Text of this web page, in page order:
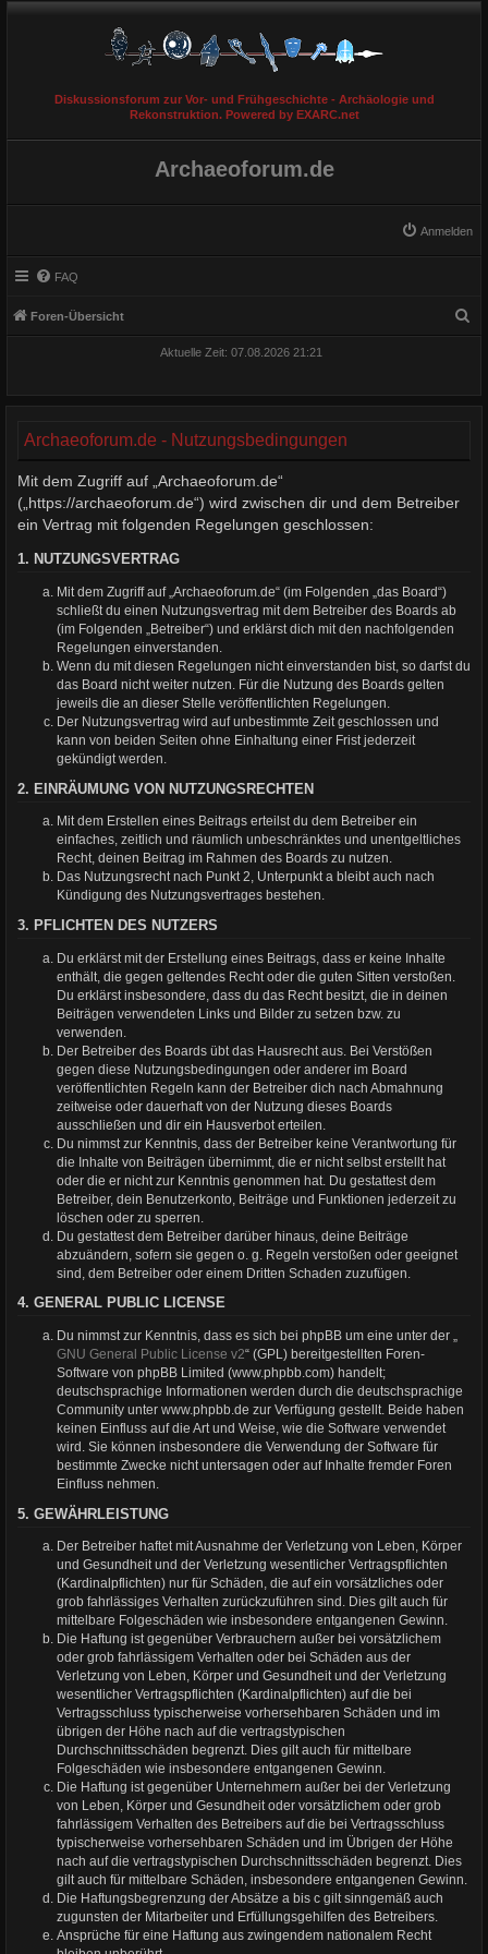
Diskussionsforum zur Vor- und Frühgeschichte - Archäologie und
Rekonstruktion. Powered by EXARC.net
Archaeoforum.de
Anmelden
FAQ
Foren-Übersicht
Aktuelle Zeit: 07.08.2026 21:21
Archaeoforum.de - Nutzungsbedingungen
Mit dem Zugriff auf „Archaeoforum.de“
(„https://archaeoforum.de“) wird zwischen dir und dem Betreiber
ein Vertrag mit folgenden Regelungen geschlossen:
1. NUTZUNGSVERTRAG
Mit dem Zugriff auf „Archaeoforum.de“ (im Folgenden „das Board“)
schließt du einen Nutzungsvertrag mit dem Betreiber des Boards ab
(im Folgenden „Betreiber“) und erklärst dich mit den nachfolgenden
Regelungen einverstanden.
Wenn du mit diesen Regelungen nicht einverstanden bist, so darfst du
das Board nicht weiter nutzen. Für die Nutzung des Boards gelten
jeweils die an dieser Stelle veröffentlichten Regelungen.
Der Nutzungsvertrag wird auf unbestimmte Zeit geschlossen und
kann von beiden Seiten ohne Einhaltung einer Frist jederzeit
gekündigt werden.
2. EINRÄUMUNG VON NUTZUNGSRECHTEN
Mit dem Erstellen eines Beitrags erteilst du dem Betreiber ein
einfaches, zeitlich und räumlich unbeschränktes und unentgeltliches
Recht, deinen Beitrag im Rahmen des Boards zu nutzen.
Das Nutzungsrecht nach Punkt 2, Unterpunkt a bleibt auch nach
Kündigung des Nutzungsvertrages bestehen.
3. PFLICHTEN DES NUTZERS
Du erklärst mit der Erstellung eines Beitrags, dass er keine Inhalte
enthält, die gegen geltendes Recht oder die guten Sitten verstoßen.
Du erklärst insbesondere, dass du das Recht besitzt, die in deinen
Beiträgen verwendeten Links und Bilder zu setzen bzw. zu
verwenden.
Der Betreiber des Boards übt das Hausrecht aus. Bei Verstößen
gegen diese Nutzungsbedingungen oder anderer im Board
veröffentlichten Regeln kann der Betreiber dich nach Abmahnung
zeitweise oder dauerhaft von der Nutzung dieses Boards
ausschließen und dir ein Hausverbot erteilen.
Du nimmst zur Kenntnis, dass der Betreiber keine Verantwortung für
die Inhalte von Beiträgen übernimmt, die er nicht selbst erstellt hat
oder die er nicht zur Kenntnis genommen hat. Du gestattest dem
Betreiber, dein Benutzerkonto, Beiträge und Funktionen jederzeit zu
löschen oder zu sperren.
Du gestattest dem Betreiber darüber hinaus, deine Beiträge
abzuändern, sofern sie gegen o. g. Regeln verstoßen oder geeignet
sind, dem Betreiber oder einem Dritten Schaden zuzufügen.
4. GENERAL PUBLIC LICENSE
Du nimmst zur Kenntnis, dass es sich bei phpBB um eine unter der „
GNU General Public License v2“ (GPL) bereitgestellten Foren-
Software von phpBB Limited (www.phpbb.com) handelt;
deutschsprachige Informationen werden durch die deutschsprachige
Community unter www.phpbb.de zur Verfügung gestellt. Beide haben
keinen Einfluss auf die Art und Weise, wie die Software verwendet
wird. Sie können insbesondere die Verwendung der Software für
bestimmte Zwecke nicht untersagen oder auf Inhalte fremder Foren
Einfluss nehmen.
5. GEWÄHRLEISTUNG
Der Betreiber haftet mit Ausnahme der Verletzung von Leben, Körper
und Gesundheit und der Verletzung wesentlicher Vertragspflichten
(Kardinalpflichten) nur für Schäden, die auf ein vorsätzliches oder
grob fahrlässiges Verhalten zurückzuführen sind. Dies gilt auch für
mittelbare Folgeschäden wie insbesondere entgangenen Gewinn.
Die Haftung ist gegenüber Verbrauchern außer bei vorsätzlichem
oder grob fahrlässigem Verhalten oder bei Schäden aus der
Verletzung von Leben, Körper und Gesundheit und der Verletzung
wesentlicher Vertragspflichten (Kardinalpflichten) auf die bei
Vertragsschluss typischerweise vorhersehbaren Schäden und im
übrigen der Höhe nach auf die vertragstypischen
Durchschnittsschäden begrenzt. Dies gilt auch für mittelbare
Folgeschäden wie insbesondere entgangenen Gewinn.
Die Haftung ist gegenüber Unternehmern außer bei der Verletzung
von Leben, Körper und Gesundheit oder vorsätzlichem oder grob
fahrlässigem Verhalten des Betreibers auf die bei Vertragsschluss
typischerweise vorhersehbaren Schäden und im Übrigen der Höhe
nach auf die vertragstypischen Durchschnittsschäden begrenzt. Dies
gilt auch für mittelbare Schäden, insbesondere entgangenen Gewinn.
Die Haftungsbegrenzung der Absätze a bis c gilt sinngemäß auch
zugunsten der Mitarbeiter und Erfüllungsgehilfen des Betreibers.
Ansprüche für eine Haftung aus zwingendem nationalem Recht